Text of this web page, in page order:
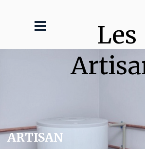
Les
ARTISAN